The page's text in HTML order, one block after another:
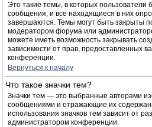
Это такие темы, в которых пользователи
сообщения, и все находящиеся в них
завершаются. Темы могут быть закрыты
модератором форума или
можете иметь возможность закрывать
зависимости от прав, предоставленных
конференции.
Вернуться к началу
Что такое значки тем?
Значки тем — это выбранные авторами
сообщениями и отражающие их
использования значков тем зависит от
администратором конференции.